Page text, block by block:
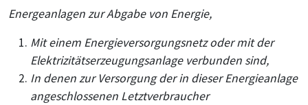
Energeanlagen zur Abgabe von Energie,
Mit einem Energieversorgungsnetz oder mit der
Elektrizitätserzeugungsanlage verbunden sind,
In denen zur Versorgung der in dieser Energieanlage
angeschlossenen Letztverbraucher